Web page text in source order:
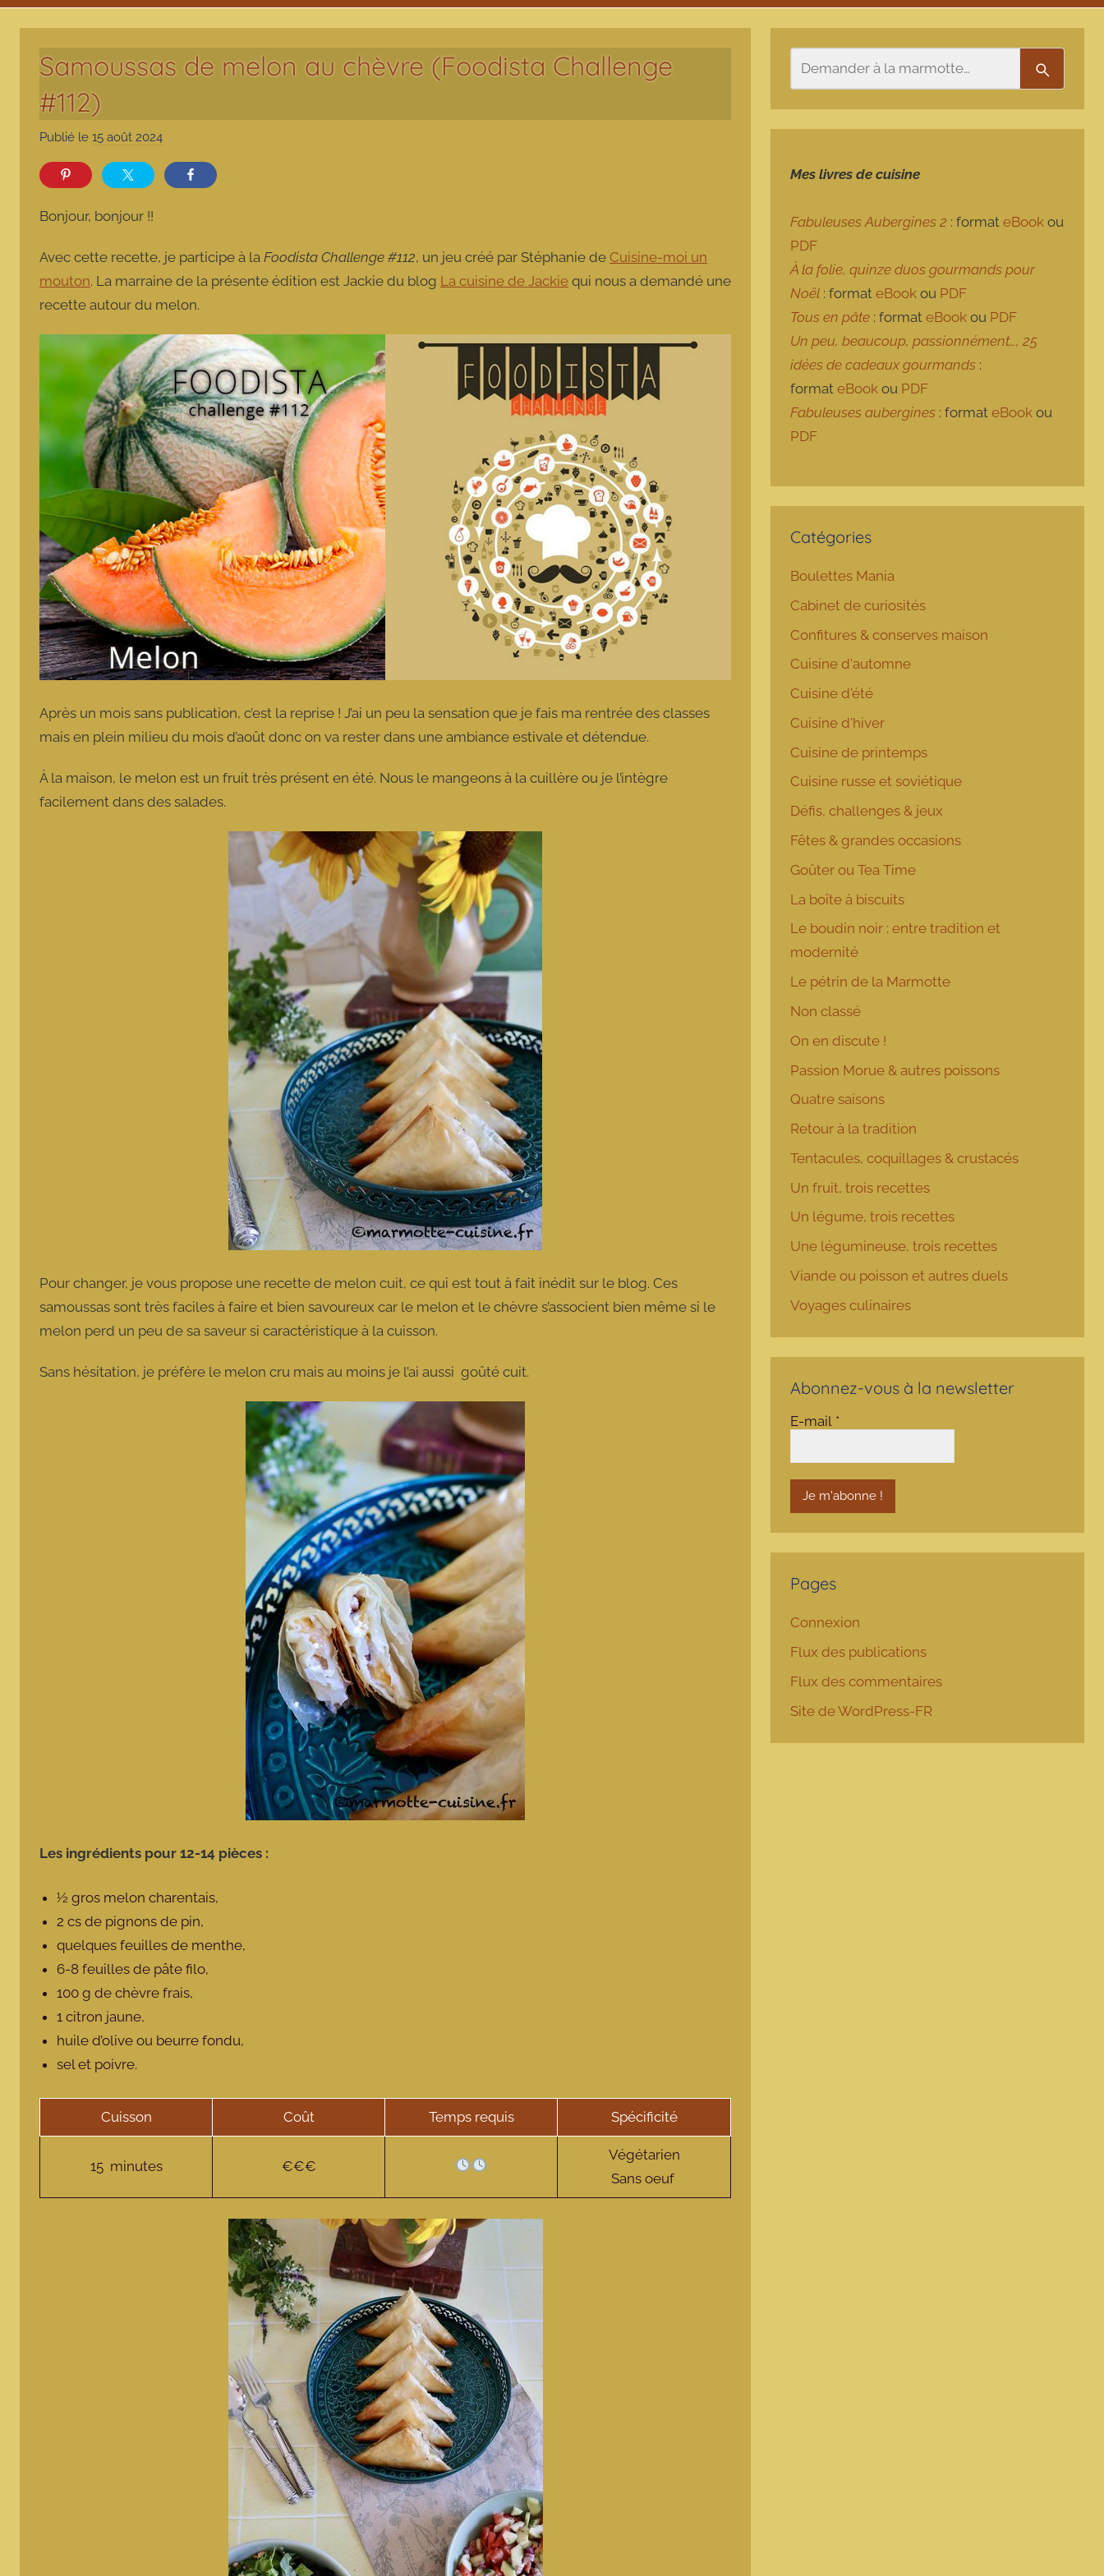
Samoussas de melon au chèvre (Foodista Challenge
#112)
Publié le 15 août 2024
r
m
o
t
e
Bonjour, bonjour !!
Avec cette recette, je participe à la Foodista Challenge #112, un jeu créé par Stéphanie de Cuisine-moi un
mouton. La marraine de la présente édition est Jackie du blog La cuisine de Jackie qui nous a demandé une
recette autour du melon.
Après un mois sans publication, c’est la reprise ! J’ai un peu la sensation que je fais ma rentrée des classes
mais en plein milieu du mois d’août donc on va rester dans une ambiance estivale et détendue.
À la maison, le melon est un fruit très présent en été. Nous le mangeons à la cuillère ou je l’intègre
facilement dans des salades.
Pour changer, je vous propose une recette de melon cuit, ce qui est tout à fait inédit sur le blog. Ces
samoussas sont très faciles à faire et bien savoureux car le melon et le chèvre s’associent bien même si le
melon perd un peu de sa saveur si caractéristique à la cuisson.
Sans hésitation, je préfère le melon cru mais au moins je l’ai aussi goûté cuit.
Les ingrédients pour 12-14 pièces :
½ gros melon charentais,
2 cs de pignons de pin,
quelques feuilles de menthe,
6-8 feuilles de pâte filo,
100 g de chèvre frais,
1 citron jaune,
huile d’olive ou beurre fondu,
sel et poivre.
Cuisson Coût Temps requis Spécificité
15 minutes €€€
Végétarien
Sans oeuf
Mes livres de cuisine
Fabuleuses Aubergines 2 : formateBook ou
PDF
À la folie, quinze duos gourmands pour
Noël : formateBook ou PDF
Tous en pâte : formateBook ou PDF
Un peu, beaucoup, passionnément…, 25
idées de cadeaux gourmands :
formateBook ou PDF
Fabuleuses aubergines : formateBook ou
PDF
Catégories
Boulettes Mania
Cabinet de curiosités
Confitures & conserves maison
Cuisine d'automne
Cuisine d'été
Cuisine d'hiver
Cuisine de printemps
Cuisine russe et soviétique
Défis, challenges & jeux
Fêtes & grandes occasions
Goûter ou Tea Time
La boîte à biscuits
Le boudin noir : entre tradition et
modernité
Le pétrin de la Marmotte
Non classé
On en discute !
Passion Morue & autres poissons
Quatre saisons
Retour à la tradition
Tentacules, coquillages & crustacés
Un fruit, trois recettes
Un légume, trois recettes
Une légumineuse, trois recettes
Viande ou poisson et autres duels
Voyages culinaires
Abonnez-vous à la newsletter
E-mail *
Pages
Connexion
Flux des publications
Flux des commentaires
Site de WordPress-FR